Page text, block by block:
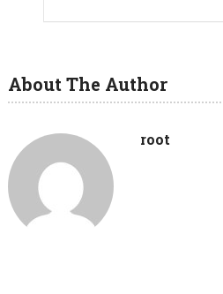
About The Author
root